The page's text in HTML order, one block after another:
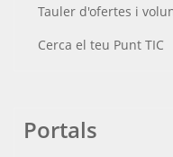
Tauler d'ofertes i
Cerca el teu Punt TIC
Portals